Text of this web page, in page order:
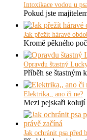
Intoxikace vodou u
Pokud jste
Jak přežít háravé
Kromě pěkného
Opravdu štastný
Příběh se štastným
Elektrika,, ano či ne?
Mezi pejskaři kolují
Jak ochránit psa před